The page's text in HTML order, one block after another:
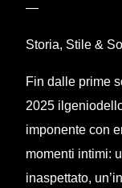
—
Storia, Stile &
Fin dalle prime
2025
imponente con
momenti intimi:
inaspettato,